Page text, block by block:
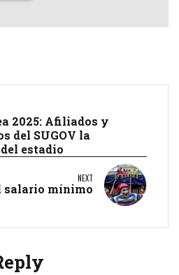
2025: Afiliados y
del SUGOV la
estadio
NEXT
salario mínimo